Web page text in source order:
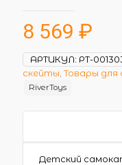
8 569 ₽
АРТИКУЛ: РТ-
скейты Товары
RiverToys
Детский